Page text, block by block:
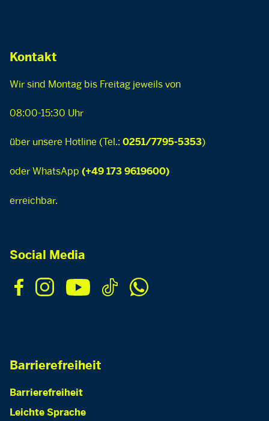
Kontakt
Wir sind Montag bis Freitag jeweils von
08:00-15:30 Uhr
über unsere Hotline (Tel.: 0251/7795-5353)
oder WhatsApp (+49 173 9619600)
erreichbar.
Social Media
Barrierefreiheit
Barrierefreiheit
Leichte Sprache